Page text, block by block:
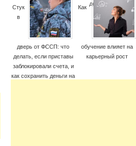
момента
дорогие часы
Стук
в
дверь от ФССП: что
делать, если приставы
заблокировали счета, и
как сохранить деньги на
Как
обучение влияет на
карьерный рост